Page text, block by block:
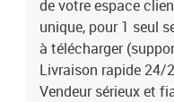
de votre espace
unique, pour 1 seul
à télécharger
Livraison rapide 24/
Vendeur sérieux et